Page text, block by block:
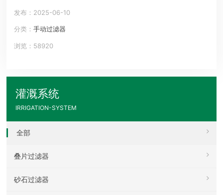
发布：2025-06-10
分类： 手动过滤器
浏览：58920
灌溉系统
IRRIGATION-SYSTEM
全部
叠片过滤器
砂石过滤器